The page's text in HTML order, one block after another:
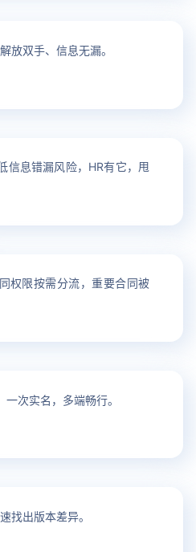
放双手、信息无漏。
信息错漏风险，HR有它，甩
权限按需分流，重要合同被
次实名，多端畅行。
找出版本差异。